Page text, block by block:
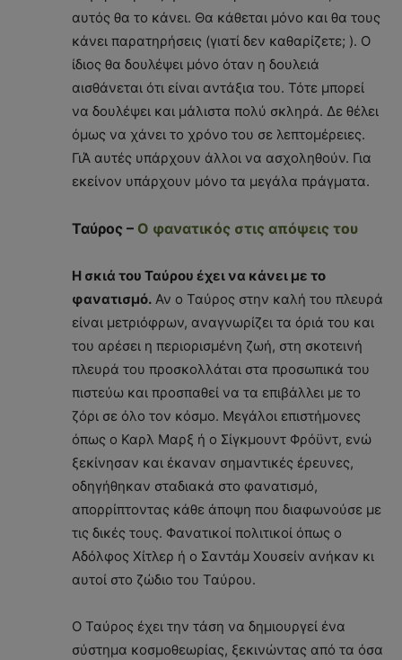
αυτός θα το κάνει. Θα κάθεται μόνο και θα τους
κάνει παρατηρήσεις (γιατί δεν καθαρίζετε; ). Ο
ίδιος θα δουλέψει μόνο όταν η δουλειά
αισθάνεται ότι είναι αντάξια του. Τότε μπορεί
να δουλέψει και μάλιστα πολύ σκληρά. Δε θέλει
όμως να χάνει το χρόνο του σε λεπτομέρειες.
ΓιΆ αυτές υπάρχουν άλλοι να ασχοληθούν. Για
εκείνον υπάρχουν μόνο τα μεγάλα πράγματα.
Ταύρος – Ο φανατικός στις απόψεις του
Η σκιά του Ταύρου έχει να κάνει με το
φανατισμό. Αν ο Ταύρος στην καλή του πλευρά
είναι μετριόφρων, αναγνωρίζει τα όριά του και
του αρέσει η περιορισμένη ζωή, στη σκοτεινή
πλευρά του προσκολλάται στα προσωπικά του
πιστεύω και προσπαθεί να τα επιβάλλει με το
ζόρι σε όλο τον κόσμο. Μεγάλοι επιστήμονες
όπως ο Καρλ Μαρξ ή ο Σίγκμουντ Φρόϋντ, ενώ
ξεκίνησαν και έκαναν σημαντικές έρευνες,
οδηγήθηκαν σταδιακά στο φανατισμό,
απορρίπτοντας κάθε άποψη που διαφωνούσε με
τις δικές τους. Φανατικοί πολιτικοί όπως ο
Αδόλφος Χίτλερ ή ο Σαντάμ Χουσείν ανήκαν κι
αυτοί στο ζώδιο του Ταύρου.
Ο Ταύρος έχει την τάση να δημιουργεί ένα
σύστημα κοσμοθεωρίας, ξεκινώντας από τα όσα